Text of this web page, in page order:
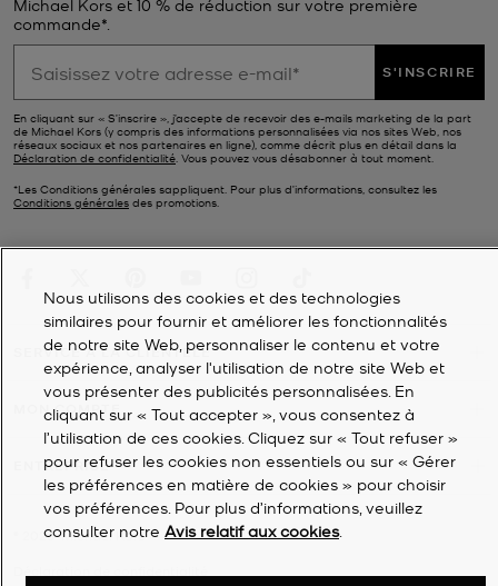
Michael Kors et 10 % de réduction sur votre première
commande*.
S'INSCRIRE
En cliquant sur « S’inscrire », j’accepte de recevoir des e-mails marketing de la part
de Michael Kors (y compris des informations personnalisées via nos sites Web, nos
réseaux sociaux et nos partenaires en ligne), comme décrit plus en détail dans la
Déclaration de confidentialité. Vous pouvez vous désabonner à tout moment.
*Les Conditions générales sappliquent. Pour plus d’informations, consultez les
Conditions générales des promotions.
SERVICE À LA CLIENTÈLE
MON COMPTE
ENTREPRISE
2026Michael Kors
Nous utilisons des cookies et des technologies
similaires pour fournir et améliorer les fonctionnalités
de notre site Web, personnaliser le contenu et votre
expérience, analyser l'utilisation de notre site Web et
vous présenter des publicités personnalisées. En
cliquant sur « Tout accepter », vous consentez à
l’utilisation de ces cookies. Cliquez sur « Tout refuser »
pour refuser les cookies non essentiels ou sur « Gérer
les préférences en matière de cookies » pour choisir
vos préférences. Pour plus d’informations, veuillez
consulter notre Avis relatif aux cookies.